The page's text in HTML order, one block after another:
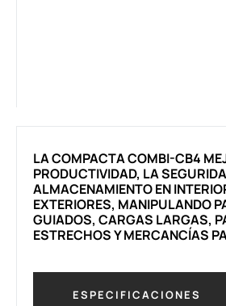
LA COMPACTA COMBI-CB4
PRODUCTIVIDAD, LA
ALMACENAMIENTO EN
EXTERIORES, MANIPULANDO
GUIADOS, CARGAS LARGAS,
ESTRECHOS Y MERCANCÍAS
ESPECIFICACIONES